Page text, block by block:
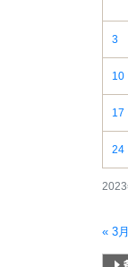
2023
3
10
17
24
« 3月